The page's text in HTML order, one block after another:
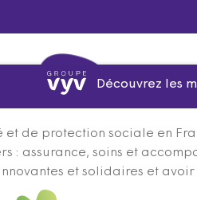
Découvrez les
de protection sociale en
: assurance, soins et
innovantes et solidaires et